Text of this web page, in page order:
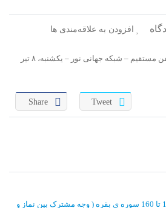
اسماء الحسنی
سر دبیر
کافه نور
تدبر در قرآن
دریچه
رمضان برتر
روزنه
مدینه منوره
نردبان آسمان
افزودن به علاقه‌مندی ها
استاد سید منصور حسینی – تلفن مستقیم – شبکه جهانی نور – یکشنبه، ۸ تیر
Share Tweet
تدبر در قرآن : تدبر در آیات 158 تا 160 سوره ی بقره ( وجه مشترک بین نماز و